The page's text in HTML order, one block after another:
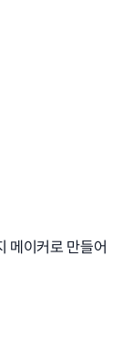
메이커로 만들어